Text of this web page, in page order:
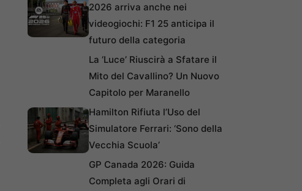
2026 arriva anche nei
videogiochi: F1 25 anticipa il
futuro della categoria
La ‘Luce’ Riuscirà a Sfatare il
Mito del Cavallino? Un Nuovo
Capitolo per Maranello
Hamilton Rifiuta l’Uso del
Simulatore Ferrari: ‘Sono della
Vecchia Scuola’
GP Canada 2026: Guida
Completa agli Orari di